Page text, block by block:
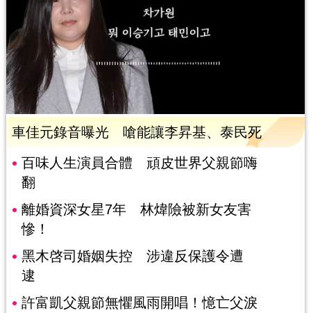
車佳元錄音曝光 嗆能讓李昇基、泰民死
百味人生演員合體 頑皮世界父親節嗨
翻
離婚資深女星7年 林煒險被新女友害
慘！
黑木啓司婚姻失控 涉違反保護令遭
逮
許富凱父親節無懼風雨開唱！憶亡父淚